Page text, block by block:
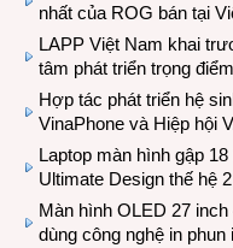
nhất của ROG bán tại
LAPP Việt Nam khai
tâm phát triển trọng
Hợp tác phát triển hệ
VinaPhone và Hiệp hội
Laptop màn hình gập
Ultimate Design thế hệ
Màn hình OLED 27
dùng công nghệ in